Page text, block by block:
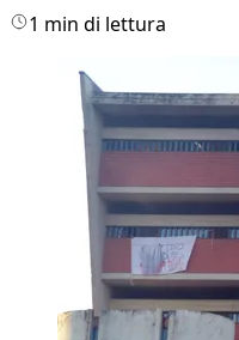
1 min di lettura